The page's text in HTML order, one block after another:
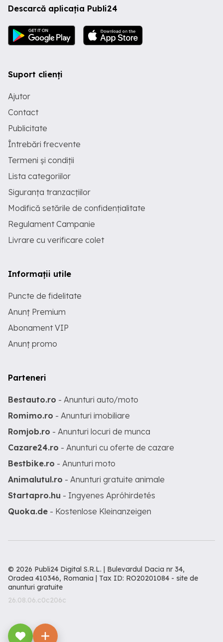
Descarcă aplicația Publi24
Suport clienți
Ajutor
Contact
Publicitate
Întrebări frecvente
Termeni și condiții
Lista categoriilor
Siguranța tranzacțiilor
Modifică setările de confidențialitate
Regulament Campanie
Livrare cu verificare colet
Informații utile
Puncte de fidelitate
Anunț Premium
Abonament VIP
Anunț promo
Parteneri
Bestauto.ro - Anunturi auto/moto
Romimo.ro - Anunturi imobiliare
Romjob.ro - Anunturi locuri de munca
Cazare24.ro - Anunturi cu oferte de cazare
Bestbike.ro - Anunturi moto
Animalutul.ro - Anunturi gratuite animale
Startapro.hu - Ingyenes Apróhirdetés
Quoka.de - Kostenlose Kleinanzeigen
© 2026 Publi24 Digital S.R.L. | Bulevardul Dacia nr 34,
Oradea 410346, Romania | Tax ID: RO20201084 - site de
anunturi gratuite
26.08.06.c0c206c